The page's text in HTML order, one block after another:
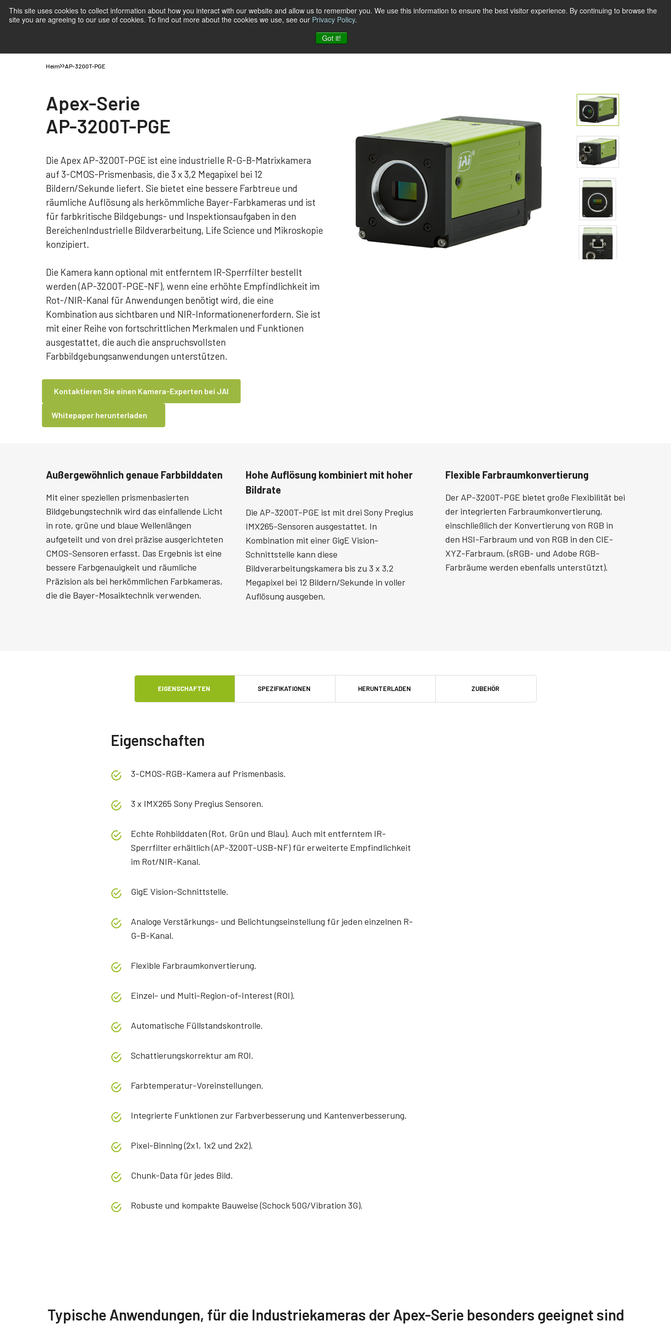
This site uses cookies to collect information about how you interact with our website and allow us to remember you. We use this information to ensure the best visitor experience. By continuing to browse the
site you are agreeing to our use of cookies. To find out more about the cookies we use, see our Privacy Policy.
Got it!
Drucken Deutsch
Kontakt zu JAI
Heim AP-3200T-PGE
Apex-Serie
AP-3200T-PGE
Die Apex AP-3200T-PGE ist eine industrielle R-G-B-Matrixkamera
auf 3-CMOS-Prismenbasis, die 3 x 3,2 Megapixel bei 12
Bildern/Sekunde liefert. Sie bietet eine bessere Farbtreue und
räumliche Auflösung als herkömmliche Bayer-Farbkameras und ist
für farbkritische Bildgebungs- und Inspektionsaufgaben in den
BereichenIndustrielle Bildverarbeitung, Life Science und Mikroskopie
konzipiert.
Die Kamera kann optional mit entferntem IR-Sperrfilter bestellt
werden (AP-3200T-PGE-NF), wenn eine erhöhte Empfindlichkeit im
Rot-/NIR-Kanal für Anwendungen benötigt wird, die eine
Kombination aus sichtbaren und NIR-Informationenerfordern. Sie ist
mit einer Reihe von fortschrittlichen Merkmalen und Funktionen
ausgestattet, die auch die anspruchsvollsten
Farbbildgebungsanwendungen unterstützen.
Kontaktieren Sie einen Kamera-Experten bei JAI
Whitepaper herunterladen
Außergewöhnlich genaue Farbbilddaten
Mit einer speziellen prismenbasierten
Bildgebungstechnik wird das einfallende Licht
in rote, grüne und blaue Wellenlängen
aufgeteilt und von drei präzise ausgerichteten
CMOS-Sensoren erfasst. Das Ergebnis ist eine
bessere Farbgenauigkeit und räumliche
Präzision als bei herkömmlichen Farbkameras,
die die Bayer-Mosaiktechnik verwenden.
Hohe Auflösung kombiniert mit hoher
Bildrate
Die AP-3200T-PGE ist mit drei Sony Pregius
IMX265-Sensoren ausgestattet. In
Kombination mit einer GigE Vision-
Schnittstelle kann diese
Bildverarbeitungskamera bis zu 3 x 3,2
Megapixel bei 12 Bildern/Sekunde in voller
Auflösung ausgeben.
Flexible Farbraumkonvertierung
Der AP-3200T-PGE bietet große Flexibilität bei
der integrierten Farbraumkonvertierung,
einschließlich der Konvertierung von RGB in
den HSI-Farbraum und von RGB in den CIE-
XYZ-Farbraum. (sRGB- und Adobe RGB-
Farbräume werden ebenfalls unterstützt).
EIGENSCHAFTEN SPEZIFIKATIONEN HERUNTERLADEN ZUBEHÖR
Eigenschaften
3-CMOS-RGB-Kamera auf Prismenbasis.
3 x IMX265 Sony Pregius Sensoren.
Echte Rohbilddaten (Rot, Grün und Blau). Auch mit entferntem IR-
Sperrfilter erhältlich (AP-3200T-USB-NF) für erweiterte Empfindlichkeit
im Rot/NIR-Kanal.
GigE Vision-Schnittstelle.
Analoge Verstärkungs- und Belichtungseinstellung für jeden einzelnen R-
G-B-Kanal.
Flexible Farbraumkonvertierung.
Einzel- und Multi-Region-of-Interest (ROI).
Automatische Füllstandskontrolle.
Schattierungskorrektur am ROI.
Farbtemperatur-Voreinstellungen.
Integrierte Funktionen zur Farbverbesserung und Kantenverbesserung.
Pixel-Binning (2x1, 1x2 und 2x2).
Chunk-Data für jedes Bild.
Robuste und kompakte Bauweise (Schock 50G/Vibration 3G).
Modell AP-3200T-PGE
Manual - AP-3200T-PGE eBUS SDK for JAI (32 bit)
CE Certificate – AP-3200T-
Flyer-Apex-Series-AP-3200T-
Typische Anwendungen, für die Industriekameras der Apex-Serie besonders geeignet sind